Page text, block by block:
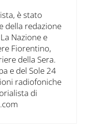
è stato
della redazione
Nazione e
Fiorentino,
della Sera.
e del Sole 24
radiofoniche
di